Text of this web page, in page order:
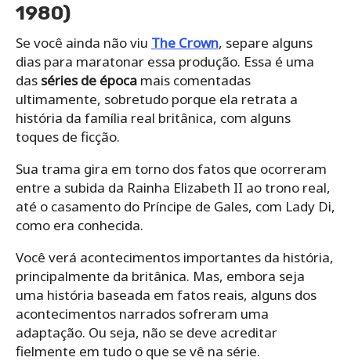
1980)
Se você ainda não viu The Crown, separe alguns
dias para maratonar essa produção. Essa é uma
das séries de época mais comentadas
ultimamente, sobretudo porque ela retrata a
história da família real britânica, com alguns
toques de ficção.
Sua trama gira em torno dos fatos que ocorreram
entre a subida da Rainha Elizabeth II ao trono real,
até o casamento do Príncipe de Gales, com Lady Di,
como era conhecida.
Você verá acontecimentos importantes da história,
principalmente da britânica. Mas, embora seja
uma história baseada em fatos reais, alguns dos
acontecimentos narrados sofreram uma
adaptação. Ou seja, não se deve acreditar
fielmente em tudo o que se vê na série.